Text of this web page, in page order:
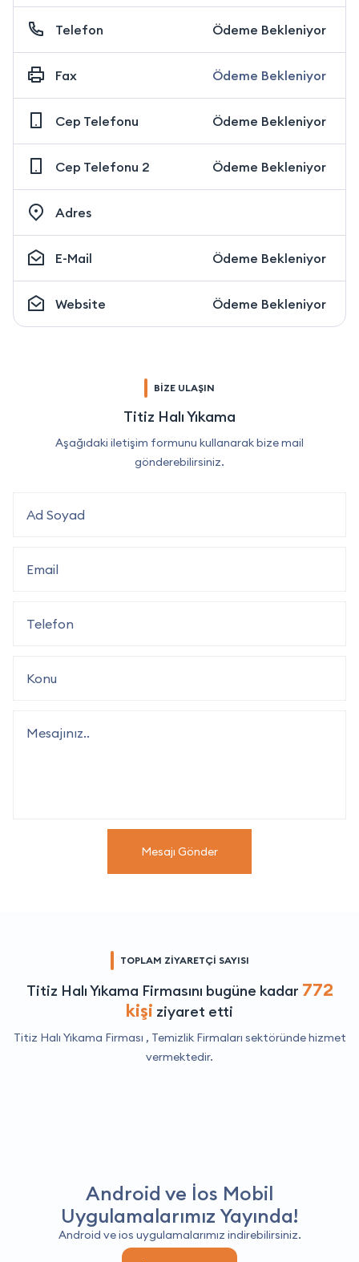
Telefon Ödeme Bekleniyor
Fax Ödeme Bekleniyor
Cep Telefonu Ödeme Bekleniyor
Cep Telefonu 2 Ödeme Bekleniyor
Adres
E-Mail Ödeme Bekleniyor
Website Ödeme Bekleniyor
BİZE ULAŞIN
Titiz Halı Yıkama
Aşağıdaki iletişim formunu kullanarak bize mail
gönderebilirsiniz.
Mesajı Gönder
TOPLAM ZİYARETÇİ SAYISI
Titiz Halı Yıkama Firmasını bugüne kadar 772
kişi ziyaret etti
Titiz Halı Yıkama Firması , Temizlik Firmaları sektöründe hizmet
vermektedir.
Android ve İos Mobil
Uygulamalarımız Yayında!
Android ve ios uygulamalarımız indirebilirsiniz.